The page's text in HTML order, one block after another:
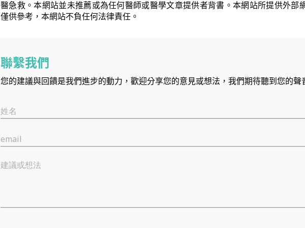
醫急救。本網站並未推薦或為任何醫師或醫學文章提供者背書。本網站所提供外部
僅供參考，本網站不負任何法律責任。
聯繫我們
您的建議與回饋是我們進步的動力，歡迎分享您的意見或想法，我們期待聽到您的聲
姓名
email
建議或想法